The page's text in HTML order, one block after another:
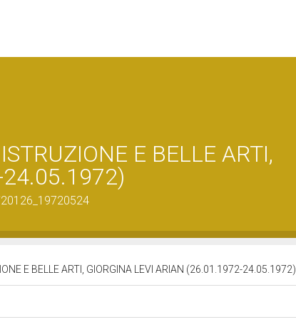
E BELLE ARTI,
24.05.1972)
E BELLE ARTI, GIORGINA LEVI ARIAN (26.01.1972-24.05.1972)